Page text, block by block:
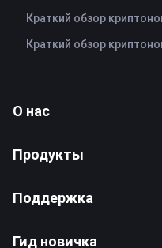
О нас
Продукты
Поддержка
Гид новичка